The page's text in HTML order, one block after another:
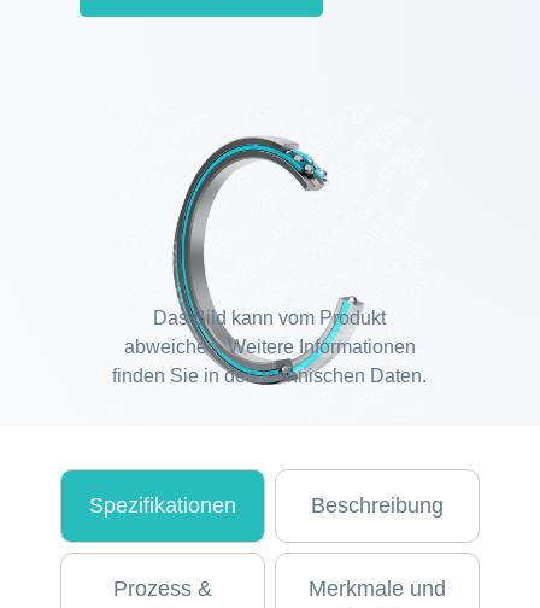
Das Bild kann vom Produkt
abweichen. Weitere Informationen
finden Sie in den technischen Daten.
Spezifikationen Beschreibung
Prozess &
Merkmale und